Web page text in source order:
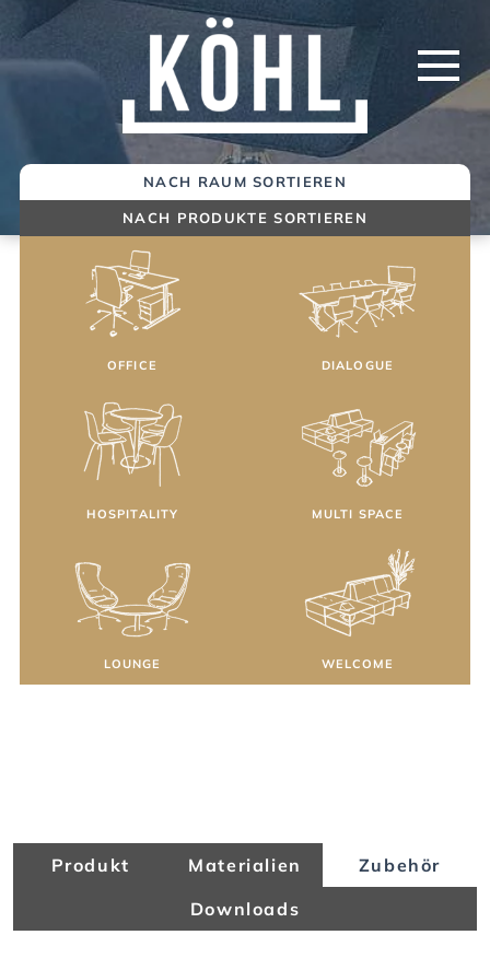
Springe
zum
Inhalt
NACH RAUM SORTIEREN
NACH PRODUKTE SORTIEREN
OFFICE DIALOGUE
HOSPITALITY MULTI SPACE
LOUNGE WELCOME
Produkt Materialien
Zubehör
Downloads